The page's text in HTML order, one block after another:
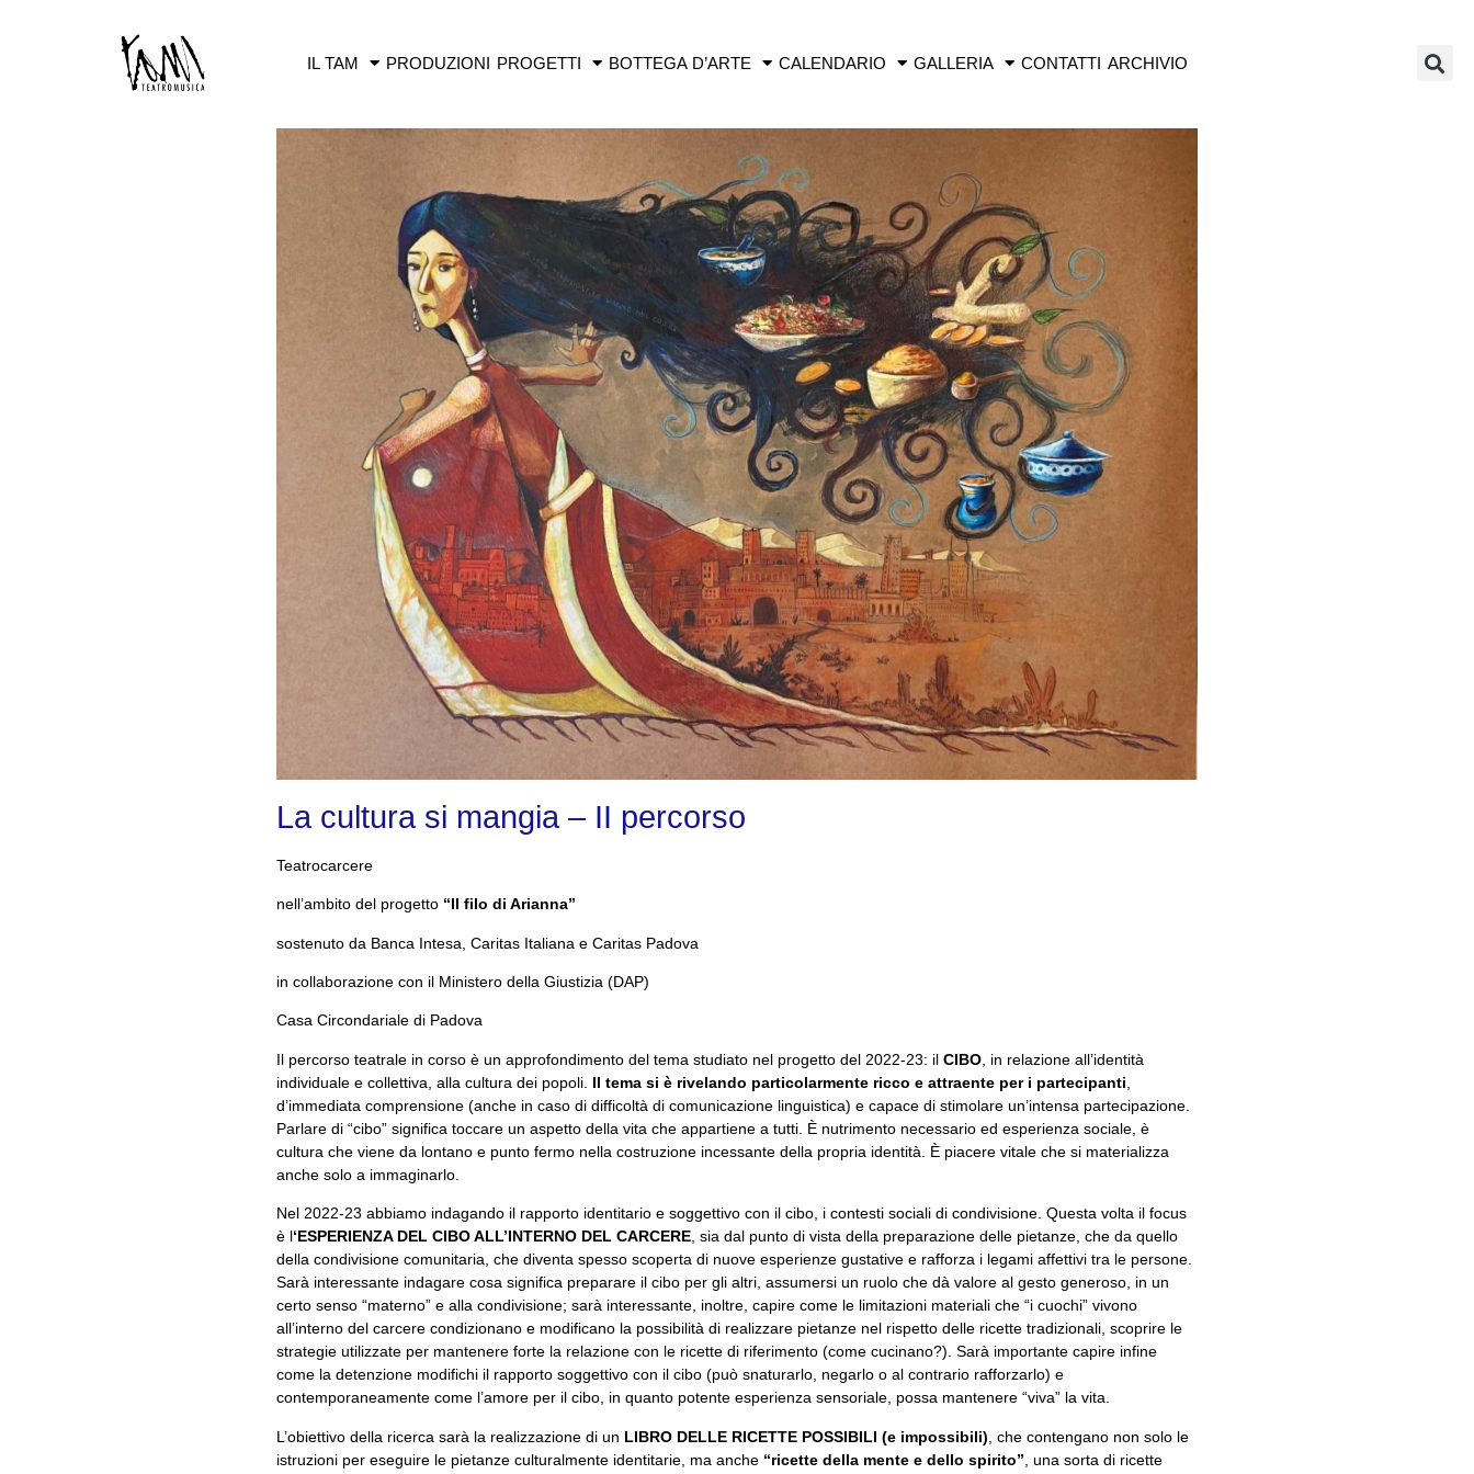
IL TAM PRODUZIONI PROGETTI BOTTEGA D’ARTE CALENDARIO GALLERIA CONTATTI ARCHIVIO
La cultura si mangia – II percorso
Teatrocarcere
nell’ambito del progetto “Il filo di Arianna”
sostenuto da Banca Intesa, Caritas Italiana e Caritas Padova
in collaborazione con il Ministero della Giustizia (DAP)
Casa Circondariale di Padova
Il percorso teatrale in corso è un approfondimento del tema studiato nel progetto del 2022-23: il CIBO , in relazione all’identità
individuale e collettiva, alla cultura dei popoli. Il tema si è rivelando particolarmente ricco e attraente per i partecipanti
d’immediata comprensione (anche in caso di difficoltà di comunicazione linguistica) e capace di stimolare un’intensa partecipazione.
Parlare di “cibo” significa toccare un aspetto della vita che appartiene a tutti. È nutrimento necessario ed esperienza sociale, è
cultura che viene da lontano e punto fermo nella costruzione incessante della propria identità. È piacere vitale che si materializza
anche solo a immaginarlo.
Nel 2022-23 abbiamo indagando il rapporto identitario e soggettivo con il cibo, i contesti sociali di condivisione. Questa volta il focus
è l‘ESPERIENZA DEL CIBO ALL’INTERNO DEL CARCERE, sia dal punto di vista della preparazione delle pietanze, che da quello
della condivisione comunitaria, che diventa spesso scoperta di nuove esperienze gustative e rafforza i legami affettivi tra le persone.
Sarà interessante indagare cosa significa preparare il cibo per gli altri, assumersi un ruolo che dà valore al gesto generoso, in un
certo senso “materno” e alla condivisione; sarà interessante, inoltre, capire come le limitazioni materiali che “i cuochi” vivono
all’interno del carcere condizionano e modificano la possibilità di realizzare pietanze nel rispetto delle ricette tradizionali, scoprire le
strategie utilizzate per mantenere forte la relazione con le ricette di riferimento (come cucinano?). Sarà importante capire infine
come la detenzione modifichi il rapporto soggettivo con il cibo (può snaturarlo, negarlo o al contrario rafforzarlo) e
contemporaneamente come l’amore per il cibo, in quanto potente esperienza sensoriale, possa mantenere “viva” la vita.
L’obiettivo della ricerca sarà la realizzazione di un LIBRO DELLE RICETTE POSSIBILI (e impossibili) , che contengano non solo le
istruzioni per eseguire le pietanze culturalmente identitarie, ma anche “ricette della mente e dello spirito” , una sorta di ricette